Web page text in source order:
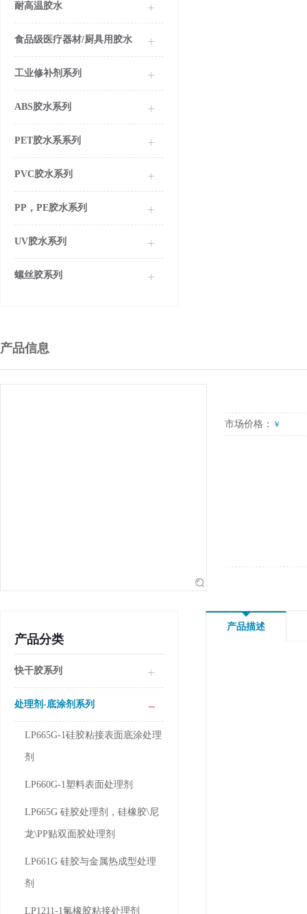
耐高温胶水
食品级医疗器材/厨具用胶水
工业修补剂系列
ABS胶水系列
PET胶水系系列
PVC胶水系列
PP，PE胶水系列
UV胶水系列
螺丝胶系列
产品信息
市场价格： ￥
产品分类
快干胶系列
处理剂-底涂剂系列
LP665G-1硅胶粘接表面底涂处理
剂
LP660G-1塑料表面处理剂
LP665G 硅胶处理剂，硅橡胶\尼
龙\PP贴双面胶处理剂
LP661G 硅胶与金属热成型处理
剂
LP1211-1氟橡胶粘接处理剂
产品描述